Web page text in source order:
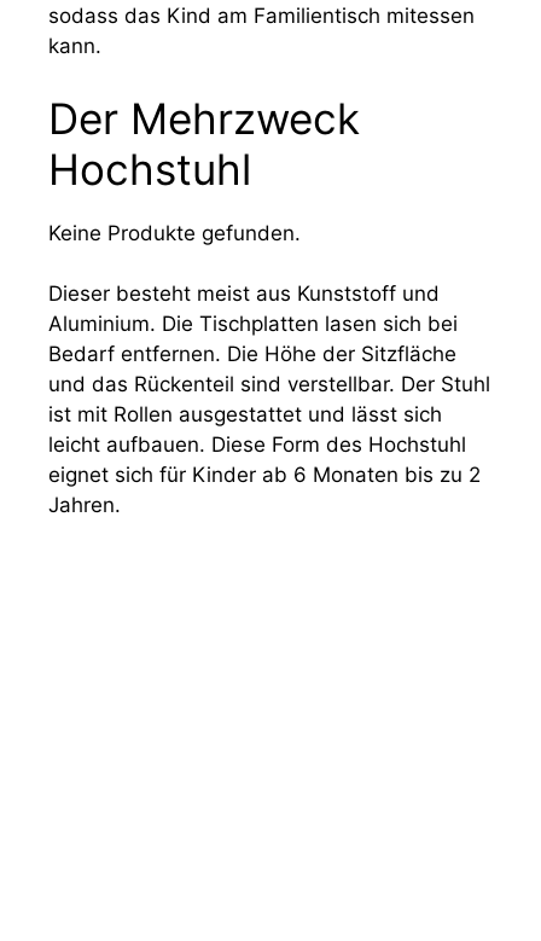
sodass das Kind am Familientisch mitessen
kann.
Der Mehrzweck
Hochstuhl
Keine Produkte gefunden.
Dieser besteht meist aus Kunststoff und
Aluminium. Die Tischplatten lasen sich bei
Bedarf entfernen. Die Höhe der Sitzfläche
und das Rückenteil sind verstellbar. Der Stuhl
ist mit Rollen ausgestattet und lässt sich
leicht aufbauen. Diese Form des Hochstuhl
eignet sich für Kinder ab 6 Monaten bis zu 2
Jahren.